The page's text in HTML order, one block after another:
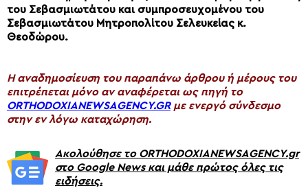
του Σεβασμιωτάτου και συμπροσευχομένου του
Σεβασμιωτάτου Μητροπολίτου Σελευκείας κ.
Θεοδώρου.
H αναδημοσίευση του παραπάνω άρθρου ή μέρους του
επιτρέπεται μόνο αν αναφέρεται ως πηγή το
ORTHODOXIANEWSAGENCY.GRμε ενεργό σύνδεσμο
στην εν λόγω καταχώρηση.
Ακολούθησε το ORTHODOXIANEWSAGENCY.gr
στο Google News και μάθε πρώτος όλες τις
ειδήσεις.